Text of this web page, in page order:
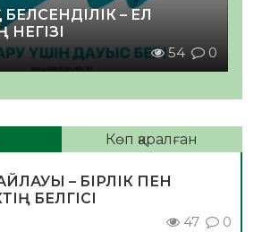
– ЕЛ
54 0
Көп қаралған
– БІРЛІК ПЕН
БЕЛГІСІ
47 0